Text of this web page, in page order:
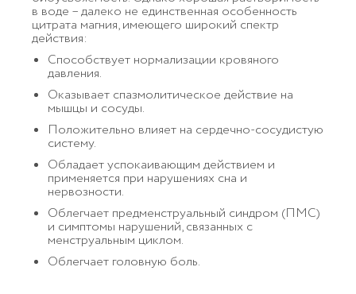
в воде – далеко не единственная особенность
цитрата магния, имеющего широкий спектр
действия:
Способствует нормализации кровяного
давления.
Оказывает спазмолитическое действие на
мышцы и сосуды.
Положительно влияет на сердечно-сосудистую
систему.
Обладает успокаивающим действием и
применяется при нарушениях сна и
нервозности.
Облегчает предменструальный синдром (ПМС)
и симптомы нарушений, связанных с
менструальным циклом.
Облегчает головную боль.